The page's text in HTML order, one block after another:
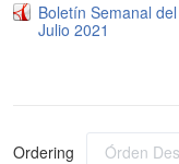
Boletín Semanal
Julio 2021
Ordering